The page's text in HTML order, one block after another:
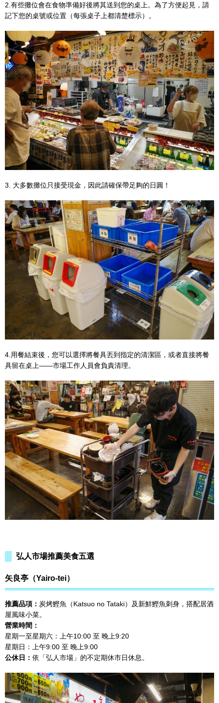
2.有些攤位會在食物準備好後將其送到您的桌上。為了方便起見，請
記下您的桌號或位置（每張桌子上都清楚標示）。
3. 大多數攤位只接受現金，因此請確保帶足夠的日圓！
4.用餐結束後，您可以選擇將餐具丟到指定的清潔區，或者直接將餐
具留在桌上——市場工作人員會負責清理。
弘人市場推薦美食五選
矢良亭（Yairo-tei）
推薦品項： 炭烤鰹魚（Katsuo no Tataki）及新鮮鰹魚刺身，搭配居酒
屋風味小菜。
營業時間：
星期一至星期六：上午10:00 至 晚上9:20
星期日：上午9:00 至 晚上9:00
公休日： 依「弘人市場」的不定期休市日休息。